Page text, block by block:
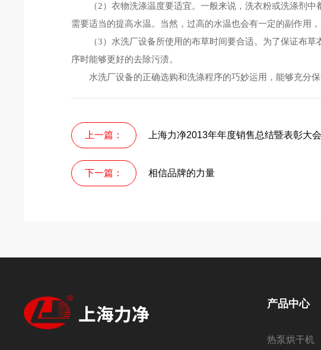
（2）衣物洗涤温度要适宜。一般来说，洗衣粉或洗涤剂中
需要适当的提高水温。当然，过高的水温也会有一定的副作用
（3）水洗厂设备所使用的布草时间要合适。为了保证布草
序时能够更好的去除污渍。
水洗厂设备的正确选购和洗涤程序的巧妙运用，能够充分保
上一篇： 上海力净2013年年度销售总结暨表彰大会
下一篇： 相信品牌的力量
产品中心
热泵烘干机